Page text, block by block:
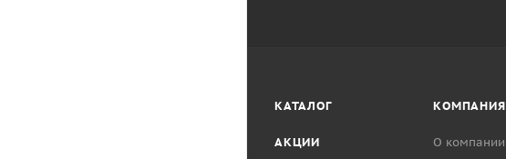
КАТАЛОГ
АКЦИИ
КОМПАНИЯ
О компании